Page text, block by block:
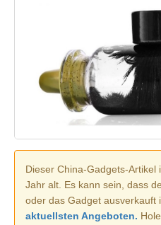
Dieser China-Gadgets-
Jahr alt. Es kann sein, dass
oder das Gadget ausverkauft
aktuellsten Angeboten.